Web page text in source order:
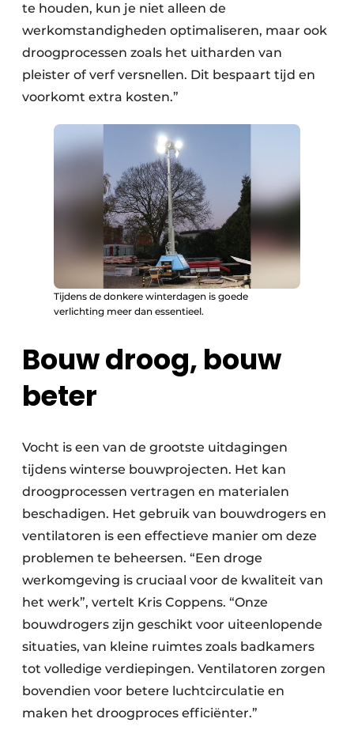
Zonwering
te houden, kun je niet alleen de
werkomstandigheden optimaliseren, maar ook
droogprocessen zoals het uitharden van
pleister of verf versnellen. Dit bespaart tijd en
voorkomt extra kosten.”
Tijdens de donkere winterdagen is goede
verlichting meer dan essentieel.
Bouw droog, bouw
beter
Vocht is een van de grootste uitdagingen
tijdens winterse bouwprojecten. Het kan
droogprocessen vertragen en materialen
beschadigen. Het gebruik van bouwdrogers en
ventilatoren is een effectieve manier om deze
problemen te beheersen. “Een droge
werkomgeving is cruciaal voor de kwaliteit van
het werk”, vertelt Kris Coppens. “Onze
bouwdrogers zijn geschikt voor uiteenlopende
situaties, van kleine ruimtes zoals badkamers
tot volledige verdiepingen. Ventilatoren zorgen
bovendien voor betere luchtcirculatie en
maken het droogproces efficiënter.”